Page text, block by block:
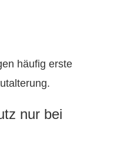
häufig erste
nur bei